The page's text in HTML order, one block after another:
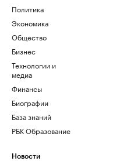
Политика
Экономика
Общество
Бизнес
Технологии и
медиа
Финансы
Биографии
База знаний
РБК Образование
Новости